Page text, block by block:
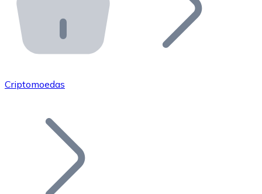
API Bitnovo
Integre nossa API no seu ecossistema.
Junte-se à nossa rede de revendedores e comercialize
Adicione o token do seu projeto ao nosso serviço de
Criptomoedas